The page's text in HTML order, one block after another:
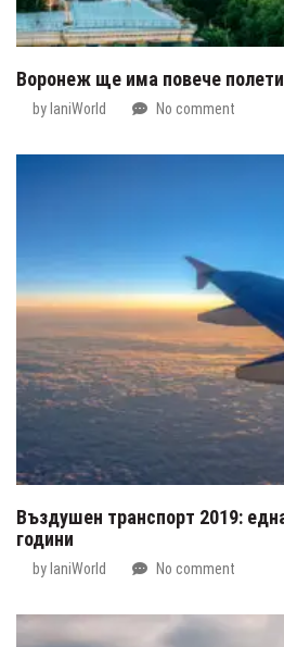
Воронеж ще има повече полети
by IaniWorld No comment
Въздушен транспорт 2019:
години
by IaniWorld No comment